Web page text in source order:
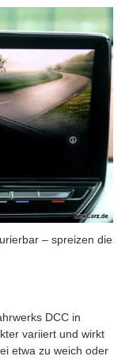
– spreizen die
DCC in
variiert und wirkt
etwa zu weich oder